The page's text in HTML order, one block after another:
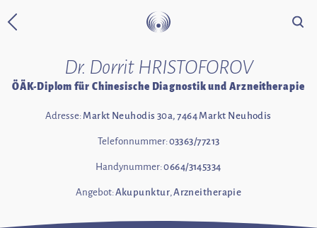
Zurück zur Startseite Suche
Dr. Dorrit HRISTOFOROV
ÖÄK-Diplom für Chinesische Diagnostik und Arzneitherapie
Adresse:Markt Neuhodis 30a, 7464 Markt Neuhodis
Telefonnummer:03363/77213
Handynummer:0664/3145334
Angebot:Akupunktur,Arzneitherapie